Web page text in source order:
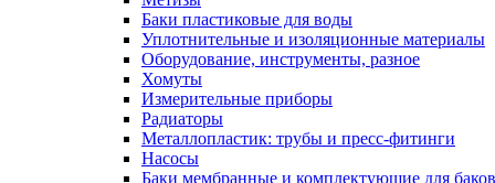
Баки пластиковые для воды
Уплотнительные и изоляционные материалы
Оборудование, инструменты, разное
Хомуты
Измерительные приборы
Радиаторы
Металлопластик: трубы и пресс-фитинги
Насосы
Баки мембранные и комплектующие для баков